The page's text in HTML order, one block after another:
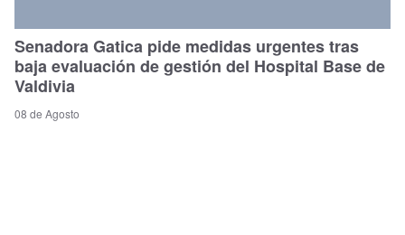
Senadora Gatica pide medidas urgentes tras
baja evaluación de gestión del Hospital Base de
Valdivia
08 de Agosto